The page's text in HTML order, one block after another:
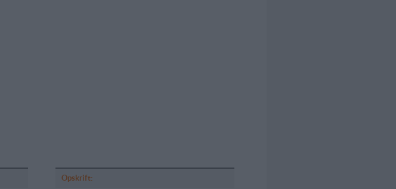
Opskrift: